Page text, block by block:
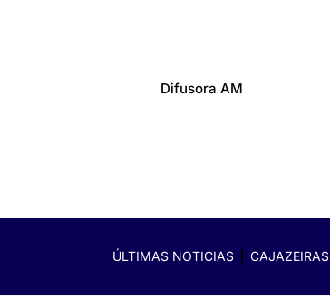
Difusora AM
ÚLTIMAS NOTICIAS CAJAZEIRAS